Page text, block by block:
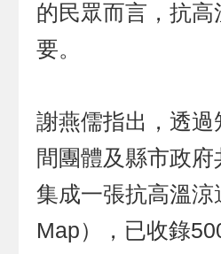
的民眾而言，抗高
要。
謝燕儒指出，透過
間團體及縣市政
集成一張抗高溫涼
Map），已收錄